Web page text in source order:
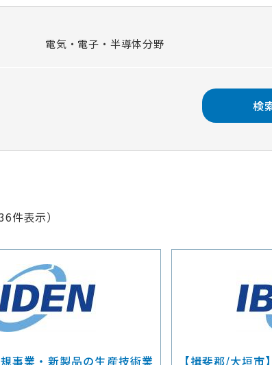
電気・電子・半導体分野
検
件表示）
事業・新製品の生産技術業
【揖斐郡/大垣